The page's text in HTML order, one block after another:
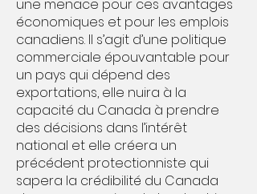
une menace pour ces avantages
économiques et pour les emplois
canadiens. Il s’agit d’une politique
commerciale épouvantable pour
un pays qui dépend des
exportations, elle nuira à la
capacité du Canada à prendre
des décisions dans l’intérêt
national et elle créera un
précédent protectionniste qui
sapera la crédibilité du Canada